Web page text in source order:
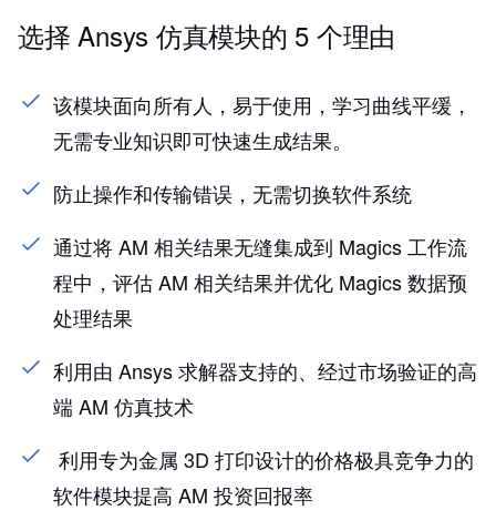
选择 Ansys 仿真模块的 5 个理由
该模块面向所有人，易于使用，学习曲线平缓，
无需专业知识即可快速生成结果。
防止操作和传输错误，无需切换软件系统
通过将 AM 相关结果无缝集成到 Magics 工作流
程中，评估 AM 相关结果并优化 Magics 数据预
处理结果
利用由 Ansys 求解器支持的、经过市场验证的高
端 AM 仿真技术
利用专为金属 3D 打印设计的价格极具竞争力的
软件模块提高 AM 投资回报率